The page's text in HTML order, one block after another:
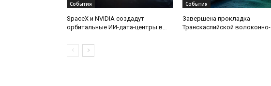
События
SpaceX и NVIDIA создадут
орбитальные ИИ-дата-центры в
События
Завершена прокладка
Транскаспийской волоконно-